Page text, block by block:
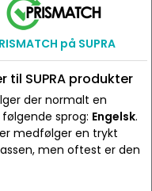
på SUPRA
til SUPRA produkter
der normalt en
sprog: Engelsk.
medfølger en trykt
men oftest er den